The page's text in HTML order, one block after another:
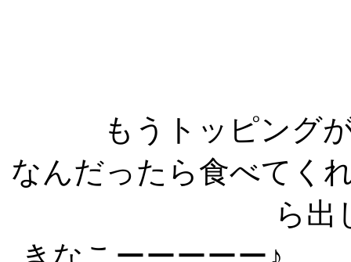
もうトッピング
なんだったら食べてく
ら出